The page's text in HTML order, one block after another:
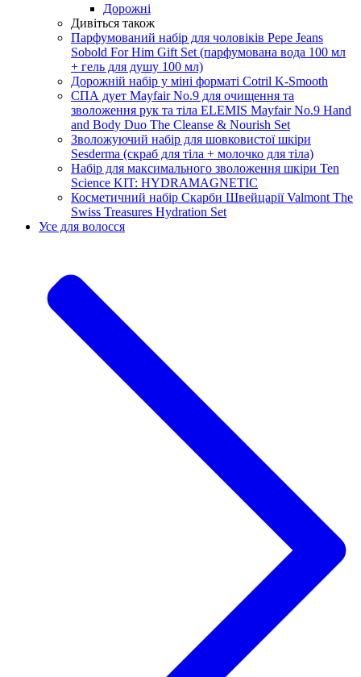
Дорожні
Дивіться також
Парфумований набір для чоловіків Pepe Jeans
Sobold For Him Gift Set (парфумована вода 100 мл
+ гель для душу 100 мл)
Дорожній набір у міні форматі Cotril K-Smooth
СПА дует Mayfair No.9 для очищення та
зволоження рук та тіла ELEMIS Mayfair No.9 Hand
and Body Duo The Cleanse & Nourish Set
Зволожуючий набір для шовковистої шкіри
Sesderma (скраб для тіла + молочко для тіла)
Набір для максимального зволоження шкіри Ten
Science KIT: HYDRAMAGNETIC
Косметичний набір Скарби Швейцарії Valmont The
Swiss Treasures Hydration Set
Усе для волосся